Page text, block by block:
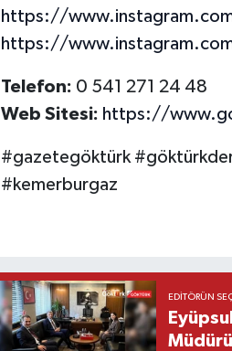
https://
https://
Telefon: 0 541 271 24 48
Web Sitesi: https://
#gazetegöktürk
#kemerburgaz
EDITÖRÜN